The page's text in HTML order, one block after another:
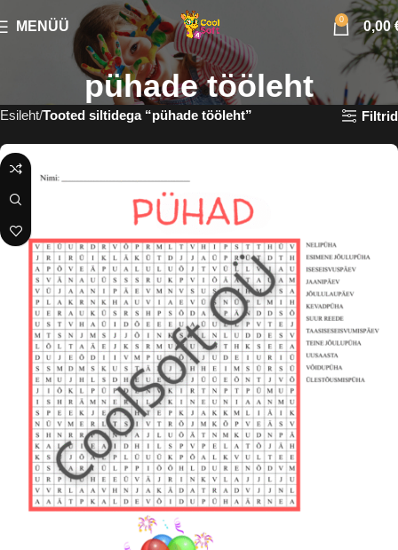
MENÜÜ 0 0,00
pühade tööleht
Esileht Tooted siltidega “pühade tööleht” Filtrid